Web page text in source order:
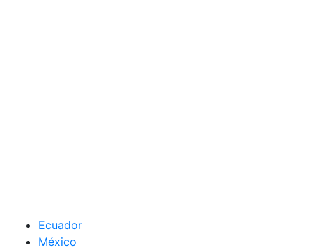
Ecuador
México